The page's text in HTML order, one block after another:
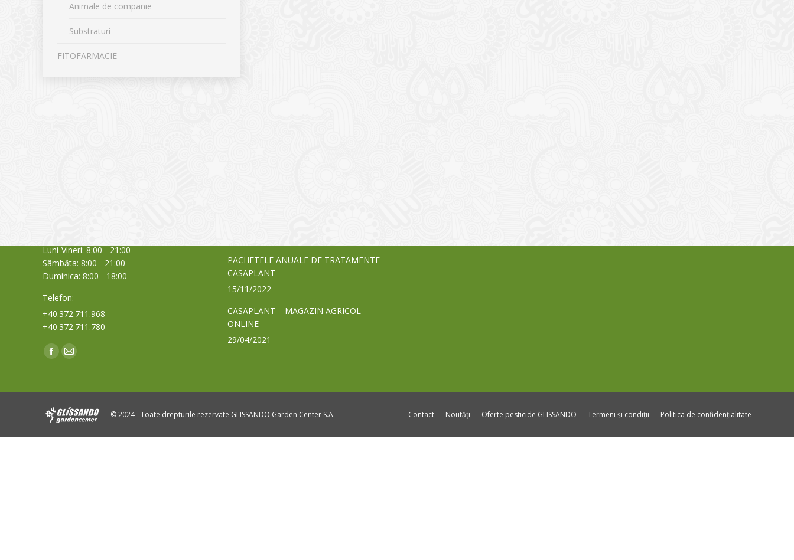
Animale de companie
Substraturi
FITOFARMACIE
Luni-Vineri: 8:00 - 21:00
Sâmbăta: 8:00 - 21:00
Duminica: 8:00 - 18:00
Telefon:
+40.372.711.968
+40.372.711.780
Find us on:
Facebook
new
Mail
new
PACHETELE ANUALE DE TRATAMENTE
CASAPLANT
15/11/2022
CASAPLANT – MAGAZIN AGRICOL
ONLINE
29/04/2021
© 2024 - Toate drepturile rezervate GLISSANDO Garden Center S.A. Contact Noutăți Oferte pesticide GLISSANDO Termeni și condiții Politica de confidențialitate